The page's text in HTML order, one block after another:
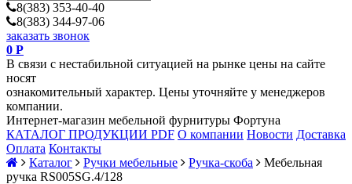
8(383) 353-40-40
8(383) 344-97-06
заказать звонок
0 Р
В связи с нестабильной ситуацией на рынке цены на сайте
носят
ознакомительный характер. Цены уточняйте у менеджеров
компании.
Интернет-магазин мебельной фурнитуры Фортуна
КАТАЛОГ ПРОДУКЦИИ PDF О компании Новости Доставка
Оплата Контакты
Каталог
Ручки мебельные Ручка-скоба
Мебельная
ручка RS005SG.4/128